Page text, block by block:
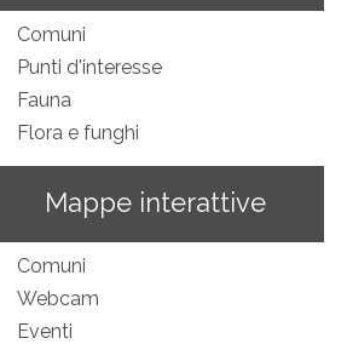
Comuni
Punti d'interesse
Fauna
Flora e funghi
Mappe interattive
Comuni
Webcam
Eventi